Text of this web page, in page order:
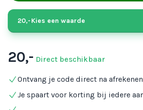
20,-Kies een waarde
20,- Direct beschikbaar
Ontvang je code direct na afrekenen
Je spaart voor korting bij iedere